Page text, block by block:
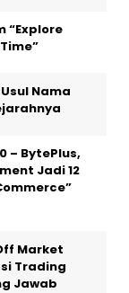
“Explore
Nama
– BytePlus,
Jadi 12
Market
Trading
Jawab